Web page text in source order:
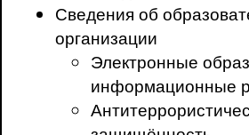
Сведения об
организации
Электронные
информационные